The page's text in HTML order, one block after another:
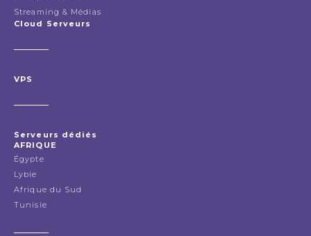
Streaming & Médias
Cloud Serveurs
VPS
Serveurs dédiés
AFRIQUE
Égypte
Lybie
Afrique du Sud
Tunisie